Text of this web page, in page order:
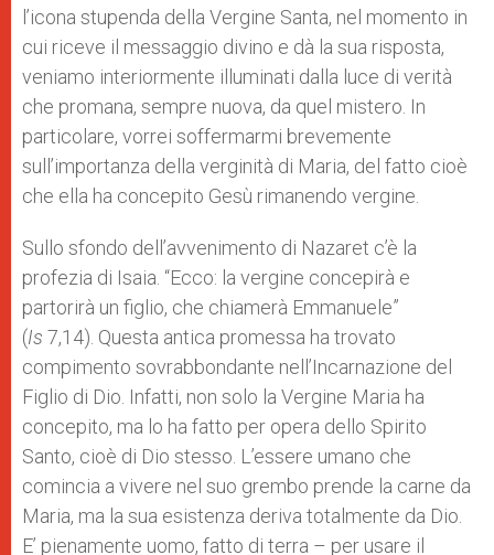
l’icona stupenda della Vergine Santa, nel momento in
cui riceve il messaggio divino e dà la sua risposta,
veniamo interiormente illuminati dalla luce di verità
che promana, sempre nuova, da quel mistero. In
particolare, vorrei soffermarmi brevemente
sull’importanza della verginità di Maria, del fatto cioè
che ella ha concepito Gesù rimanendo vergine.
Sullo sfondo dell’avvenimento di Nazaret c’è la
profezia di Isaia. “Ecco: la vergine concepirà e
partorirà un figlio, che chiamerà Emmanuele”
(Is 7,14). Questa antica promessa ha trovato
compimento sovrabbondante nell’Incarnazione del
Figlio di Dio. Infatti, non solo la Vergine Maria ha
concepito, ma lo ha fatto per opera dello Spirito
Santo, cioè di Dio stesso. L’essere umano che
comincia a vivere nel suo grembo prende la carne da
Maria, ma la sua esistenza deriva totalmente da Dio.
E’ pienamente uomo, fatto di terra – per usare il